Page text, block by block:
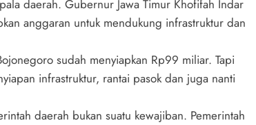
daerah. Gubernur Jawa Timur Khofifah Indar
anggaran untuk mendukung infrastruktur dan
sudah menyiapkan Rp99 miliar. Tapi
infrastruktur, rantai pasok dan juga nanti
daerah bukan suatu kewajiban. Pemerintah